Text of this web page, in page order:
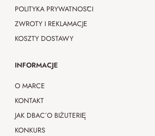
POLITYKA PRYWATNOŚCI
ZWROTY I REKLAMACJE
KOSZTY DOSTAWY
INFORMACJE
O MARCE
KONTAKT
JAK DBAĆ O BIŻUTERIĘ
KONKURS